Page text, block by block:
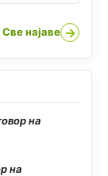
Све најаве →
на
на